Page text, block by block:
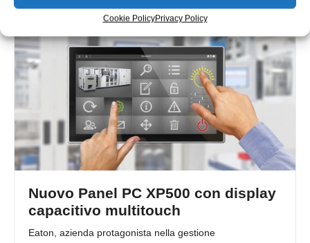
Cookie PolicyPrivacy Policy
Nuovo Panel PC XP500 con display
capacitivo multitouch
Eaton, azienda protagonista nella gestione